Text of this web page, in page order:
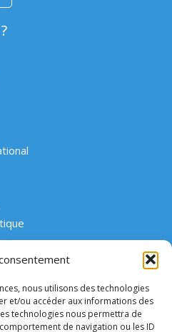
nous utilisons des technologies
et/ou accéder aux informations des
technologies nous permettra de
de navigation ou les ID
secteur privé